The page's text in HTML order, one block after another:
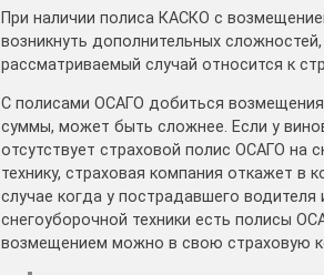
При наличии полиса КАСКО с
возникнуть дополнительных
рассматриваемый случай относится к
С полисами ОСАГО добиться
суммы, может быть сложнее. Если у
отсутствует страховой полис ОСАГО на
технику, страховая компания откажет в
случае когда у пострадавшего водителя
снегоуборочной техники есть полисы
возмещением можно в свою страховую